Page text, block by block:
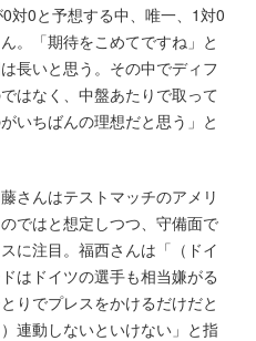
対0と予想する中、唯一、1対0
。「期待をこめてですね」と
長いと思う。その中でディフ
はなく、中盤あたりで取って
いちばんの理想だと思う」と
さんはテストマッチのアメリ
ではと想定しつつ、守備面で
に注目。福西さんは「（ドイ
はドイツの選手も相当嫌がる
りでプレスをかけるだけだと
連動しないといけない」と指